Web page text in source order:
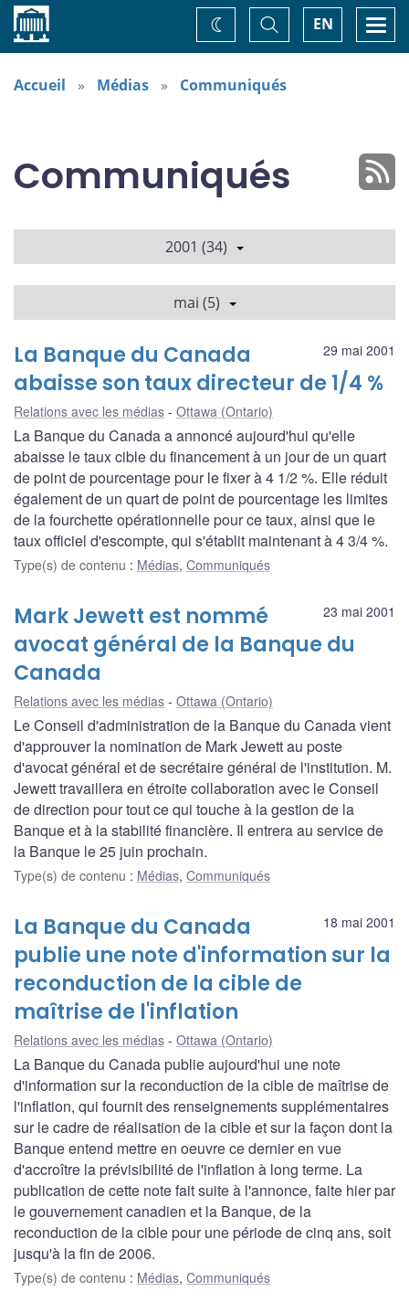
Accueil EN
Basculer
la
recherche
Changez
de
thème
Accueil Médias Communiqués
Communiqués
2001 (34)
mai (5)
29 mai 2001
La Banque du Canada
abaisse son taux directeur de 1/4 %
Relations avec les médias Ottawa (Ontario)
La Banque du Canada a annoncé aujourd'hui qu'elle
abaisse le taux cible du financement à un jour de un quart
de point de pourcentage pour le fixer à 4 1/2 %. Elle réduit
également de un quart de point de pourcentage les limites
de la fourchette opérationnelle pour ce taux, ainsi que le
taux officiel d'escompte, qui s'établit maintenant à 4 3/4 %.
Type(s) de contenu : Médias, Communiqués
23 mai 2001
Mark Jewett est nommé
avocat général de la Banque du
Canada
Relations avec les médias Ottawa (Ontario)
Le Conseil d'administration de la Banque du Canada vient
d'approuver la nomination de Mark Jewett au poste
d'avocat général et de secrétaire général de l'institution. M.
Jewett travaillera en étroite collaboration avec le Conseil
de direction pour tout ce qui touche à la gestion de la
Banque et à la stabilité financière. Il entrera au service de
la Banque le 25 juin prochain.
Type(s) de contenu : Médias, Communiqués
18 mai 2001
La Banque du Canada
publie une note d'information sur la
reconduction de la cible de
maîtrise de l'inflation
Relations avec les médias Ottawa (Ontario)
La Banque du Canada publie aujourd'hui une note
d'information sur la reconduction de la cible de maîtrise de
l'inflation, qui fournit des renseignements supplémentaires
sur le cadre de réalisation de la cible et sur la façon dont la
Banque entend mettre en oeuvre ce dernier en vue
d'accroître la prévisibilité de l'inflation à long terme. La
publication de cette note fait suite à l'annonce, faite hier par
le gouvernement canadien et la Banque, de la
reconduction de la cible pour une période de cinq ans, soit
jusqu'à la fin de 2006.
Type(s) de contenu : Médias, Communiqués